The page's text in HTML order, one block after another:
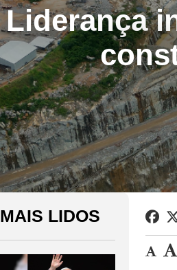
Liderança
MAIS LIDOS